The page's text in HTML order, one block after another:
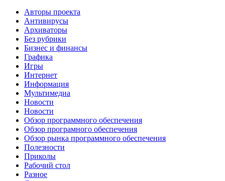
Авторы проекта
Антивирусы
Архиваторы
Без рубрики
Бизнес и финансы
Графика
Игры
Интернет
Информация
Мультимедиа
Новости
Новости
Обзор программного обеспечения
Обзор програмного обеспечения
Обзор рынка программного обеспечения
Полезности
Приколы
Рабочий стол
Разное